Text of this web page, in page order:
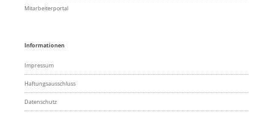
Mitarbeiterportal
Informationen
Impressum
Haftungsausschluss
Datenschutz